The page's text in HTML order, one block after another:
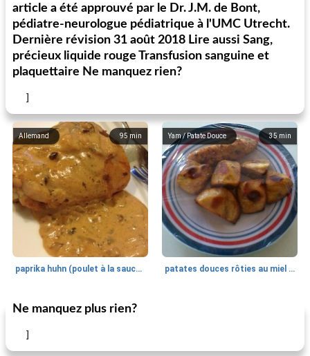
article a été approuvé par le Dr. J.M. de Bont,
pédiatre-neurologue pédiatrique à l'UMC Utrecht.
Dernière révision 31 août 2018 Lire aussi Sang,
précieux liquide rouge Transfusion sanguine et
plaquettaire Ne manquez rien?
]
95 min
Allemand
paprika huhn (poulet à la sauce paprika).
35 min
Yam / Patate Douce
patates douces rôties au miel / kumara
25min
Petit déjeuner et brunch
Ne manquez plus rien?
]